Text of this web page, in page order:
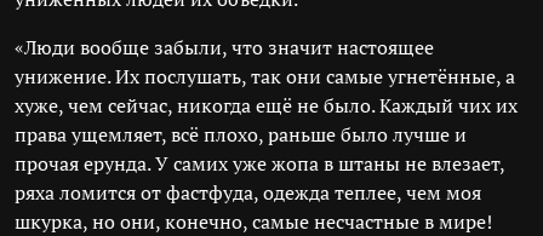
«Люди вообще забыли, что значит настоящее
унижение. Их послушать, так они самые угнетённые, а
хуже, чем сейчас, никогда ещё не было. Каждый чих их
права ущемляет, всё плохо, раньше было лучше и
прочая ерунда. У самих уже жопа в штаны не влезает,
ряха ломится от фастфуда, одежда теплее, чем моя
шкурка, но они, конечно, самые несчастные в мире!